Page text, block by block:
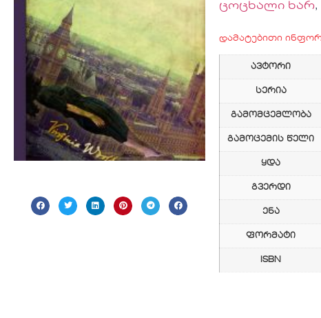
ცოცხალი ხარ,
დამატებითი
ავტორი
სერია
გამომცემლობა
გამოცემის წელი
ყდა
გვერდი
ენა
ფორმატი
ISBN